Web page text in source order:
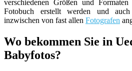
verschiedenen Größen und
Fotobuch erstellt werden und
inzwischen von fast allen Fotografen
Wo bekommen Sie in
Babyfotos?